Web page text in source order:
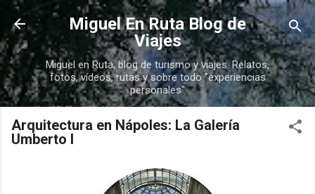
Ir al contenido principal
Miguel En Ruta Blog de
Viajes
Miguel en Ruta, blog de turismo y viajes. Relatos,
fotos, vídeos, rutas y sobre todo "experiencias
personales"
Arquitectura en Nápoles: La Galería
Umberto I